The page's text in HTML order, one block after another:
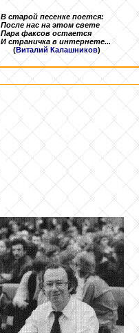
В старой песенке поется:
После нас на этом свете
Пара факсов остается
И страничка в интернете...
(Виталий Калашников)